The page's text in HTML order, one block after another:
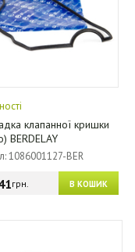
клапанної кришки
BERDELAY
1086001127-BER
В КОШИК
грн.